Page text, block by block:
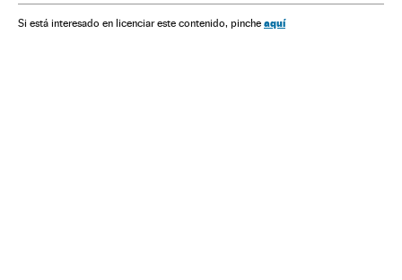
Comércio Relações exteriores Energia
Si está interesado en licenciar este contenido, pinche aquí